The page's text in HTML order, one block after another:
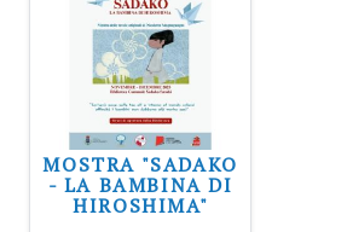
MOSTRA "SADAKO
- LA BAMBINA DI
HIROSHIMA"